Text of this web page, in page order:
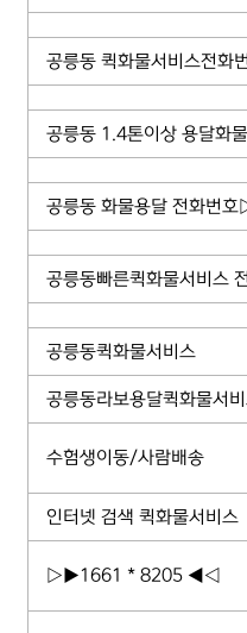
공릉동 퀵화물서비스전
공릉동 1.4톤이상 용달
공릉동 화물용달 전화번
공릉동빠른퀵화물서비
공릉동퀵화물서비스
공릉동라보용달퀵화물서
수험생이동/사람배송
인터넷 검색 퀵화물서비스
▷▶1661 * 8205 ◀◁